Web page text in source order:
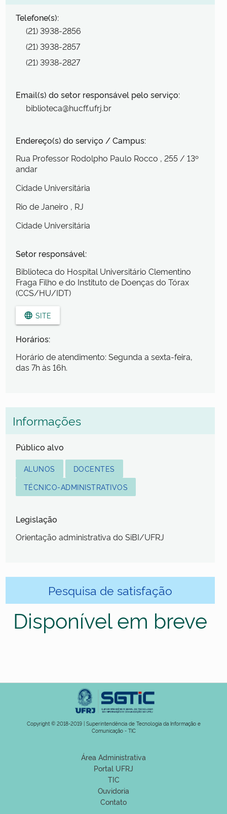
Telefone(s):
(21) 3938-2856
(21) 3938-2857
(21) 3938-2827
Email(s) do setor responsável pelo serviço:
biblioteca@hucff.ufrj.br
Endereço(s) do serviço / Campus:
Rua Professor Rodolpho Paulo Rocco , 255 / 13º
andar
Cidade Universitária
Rio de Janeiro , RJ
Cidade Universitária
Setor responsável:
Biblioteca do Hospital Universitário Clementino
Fraga Filho e do Instituto de Doenças do Tórax
(CCS/HU/IDT)
language SITE
Horários:
Horário de atendimento: Segunda a sexta-feira,
das 7h às 16h.
Informações
Público alvo
ALUNOS
DOCENTES
TÉCNICO-ADMINISTRATIVOS
Legislação
Orientação administrativa do SiBI/UFRJ
Pesquisa de satisfação
Disponível em breve
Copyright © 2018-2019 | Superintendência de Tecnologia da Informação e
Comunicação - TIC
Área Administrativa
Portal UFRJ
TIC
Ouvidoria
Contato